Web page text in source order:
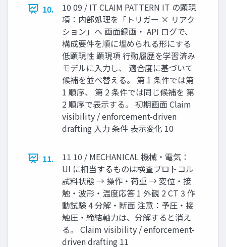
10.
10 09 / IT CLAIM PATTERN IT の顕現
項：内部処理を「トリガー × リアク
ション」へ 画面録画・ API ログで、
構成要件を順に埋められる形にする
低顕現性 顕現項 行動履歴を学習済み
モデルに入力し、 適合度に基づいて
候補を並べ替える。 第 1 条件では第
1 順序、 第 2 条件では同じ候補を 第
2 順序で表示する。 初期画面 Claim
visibility / enforcement-driven
drafting 入力 条件 表示変化 10
11.
11 10 / MECHANICAL 機械・電気：
UI に相当するものは検査プロトコル
試料状態 → 操作・荷重 → 変位・接
触・波形・温度応答 1 外観 2 CT 3 作
動試験 4 分解・断面 注意：予圧・接
触圧・締結軸力は、分解すると消え
る。 Claim visibility / enforcement-
driven drafting 11